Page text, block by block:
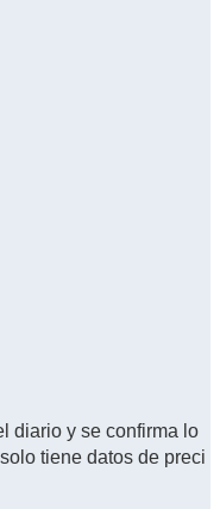
diario y se confirma lo
tiene datos de preci